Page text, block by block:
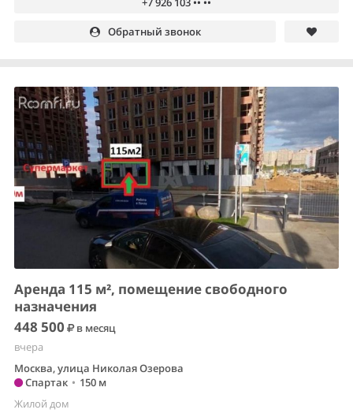
Обратный звонок
Аренда 115 м², помещение свободного
назначения
448 500
в месяц
вчера
Москва, улица Николая Озерова
Спартак • 150 м
Жилой дом